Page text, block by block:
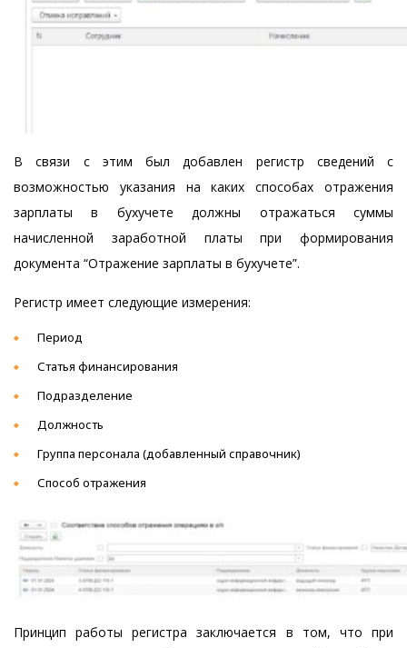
В связи с этим был добавлен регистр сведений с
возможностью указания на каких способах отражения
зарплаты в бухучете должны отражаться суммы
начисленной заработной платы при формирования
документа “Отражение зарплаты в бухучете”.
Регистр имеет следующие измерения:
Период
Статья финансирования
Подразделение
Должность
Группа персонала (добавленный справочник)
Способ отражения
Принцип работы регистра заключается в том, что при